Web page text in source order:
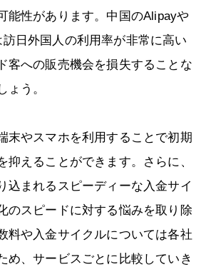
能性があります。中国のAlipayや
日外国人の利用率が非常に高い
客への販売機会を損失することな
ょう。
末やスマホを利用することで初期
抑えることができます。さらに、
込まれるスピーディーな入金サイ
のスピードに対する悩みを取り除
料や入金サイクルについては各社
め、サービスごとに比較していき